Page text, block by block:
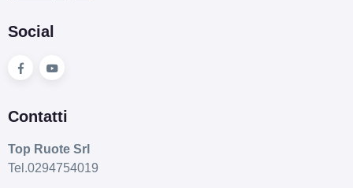
Social
Contatti
Top Ruote Srl
Tel.0294754019